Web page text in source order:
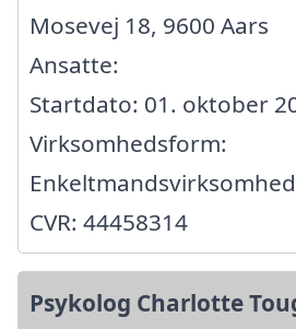
Mosevej 18, 9600 Aars
Ansatte:
Startdato: 01. oktober
Virksomhedsform:
Enkeltmandsvirksomhed
CVR: 44458314
Psykolog Charlotte